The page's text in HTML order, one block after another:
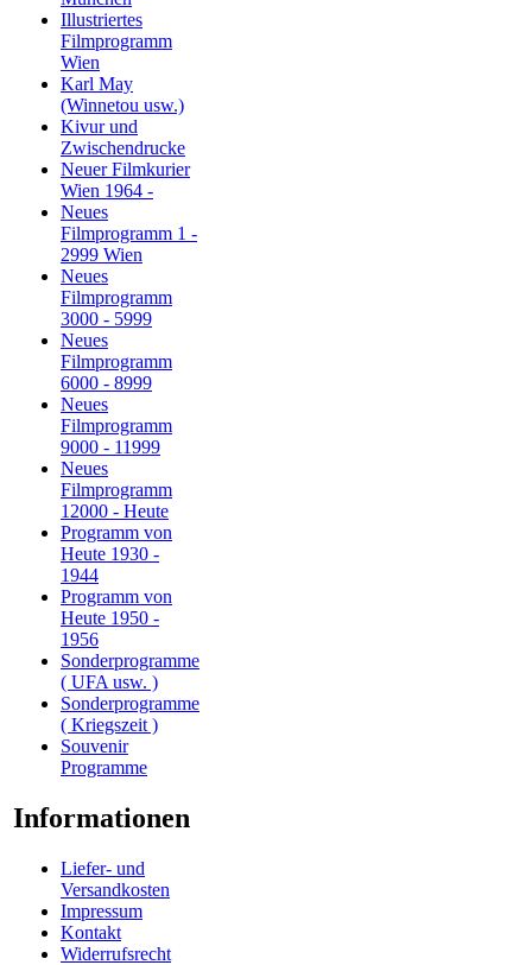
Illustriertes
Filmprogramm
Wien
Karl May
(Winnetou usw.)
Kivur und
Zwischendrucke
Neuer Filmkurier
Wien 1964 -
Neues
Filmprogramm 1 -
2999 Wien
Neues
Filmprogramm
3000 - 5999
Neues
Filmprogramm
6000 - 8999
Neues
Filmprogramm
9000 - 11999
Neues
Filmprogramm
12000 - Heute
Programm von
Heute 1930 -
1944
Programm von
Heute 1950 -
1956
Sonderprogramme
( UFA usw. )
Sonderprogramme
( Kriegszeit )
Souvenir
Programme
Informationen
Liefer- und
Versandkosten
Impressum
Kontakt
Widerrufsrecht